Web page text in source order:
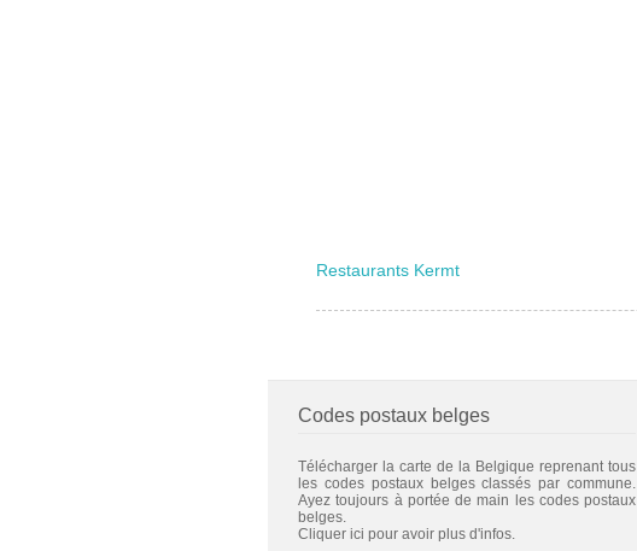
Restaurants Kermt
Codes postaux belges
Télécharger la carte de la Belgique reprenant tous
les codes postaux belges classés par commune.
Ayez toujours à portée de main les codes postaux
belges.
Cliquer ici pour avoir plus d'infos.